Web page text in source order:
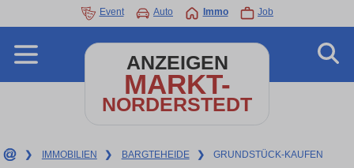
Event Auto Immo Job
ANZEIGEN
MARKT-
NORDERSTEDT
❯ IMMOBILIEN ❯ BARGTEHEIDE ❯ GRUNDSTÜCK-KAUFEN